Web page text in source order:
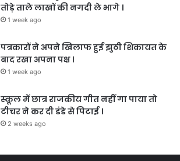
तोड़े ताले लाखों की नगदी ले भागे ।
1 week ago
पत्रकारों ने अपने खिलाफ हुई झुठी शिकायत के
बाद रखा अपना पक्ष ।
1 week ago
स्कूल में छात्र राजकीय गीत नहीं गा पाया तो
टीचर ने कर दी डंडे से पिटाई ।
2 weeks ago